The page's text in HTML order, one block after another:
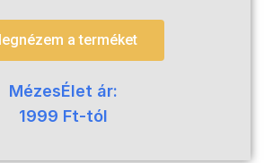
a terméket
MézesÉlet ár:
1999 Ft-tól